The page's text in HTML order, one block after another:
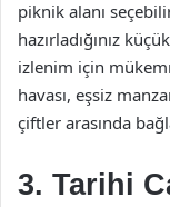
piknik alanı
hazırladığınız
izlenim için
havası, eşsiz
çiftler arasında
3. Tarihi